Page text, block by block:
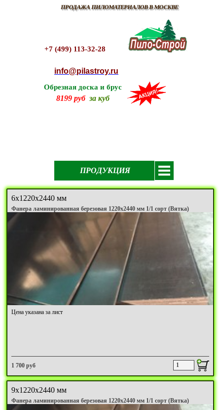
ПРОДАЖА ПИЛОМАТЕРИАЛОВ В МОСКВЕ
+7 (499) 113-32-28
info@pilastroy.ru
Обрезная доска и брус
8199 руб за куб
ПРОДУКЦИЯ
6х1220х2440 мм
Фанера ламинированная березовая 1220х2440 мм 1/1 сорт (Вятка)
Цена указана за лист
1 700 руб
9х1220х2440 мм
Фанера ламинированная березовая 1220х2440 мм 1/1 сорт (Вятка)